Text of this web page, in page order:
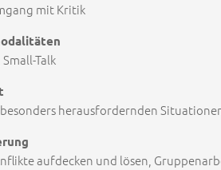
mit Kritik
Talk
herausfordernden
aufdecken und lösen,